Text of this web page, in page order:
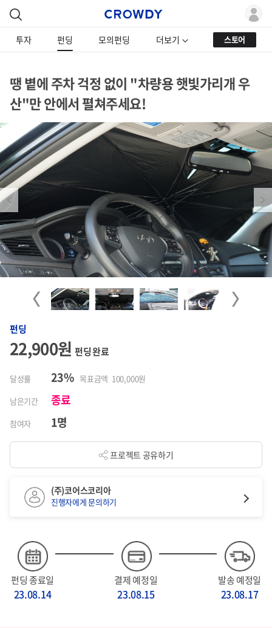
투자 펀딩 모의펀딩 더보기 스토어
땡 볕에 주차 걱정 없이 "차량용 햇빛가리개 우
산"만 안에서 펼쳐주세요!
Previous Next
Previous Next
펀딩
22,900원펀딩 완료
달성률 23% 목표금액 100,000원
남은기간
종료
참여자 1명
프로젝트 공유하기
펀딩 종료일
23.08.14
결제 예정일
23.08.15
발송 예정일
23.08.17
(주)코어스코리아
진행자에게 문의하기